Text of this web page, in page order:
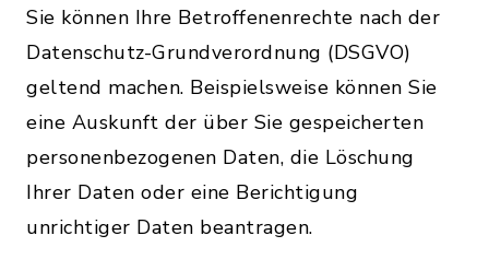
Sie können Ihre Betroffenenrechte nach der
Datenschutz-Grundverordnung (DSGVO)
geltend machen. Beispielsweise können Sie
eine Auskunft der über Sie gespeicherten
personenbezogenen Daten, die Löschung
Ihrer Daten oder eine Berichtigung
unrichtiger Daten beantragen.